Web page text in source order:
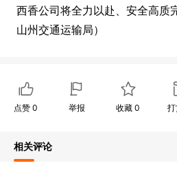
西香公司将全力以赴、安全高质
山州交通运输局）
点赞 0 举报 收藏0
相关评论